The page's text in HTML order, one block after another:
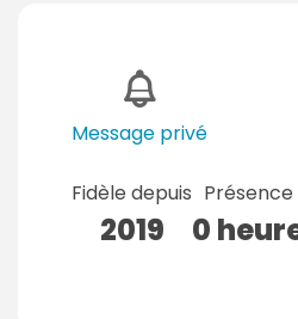
Message privé
Fidèle depuis
2019
Présence
0